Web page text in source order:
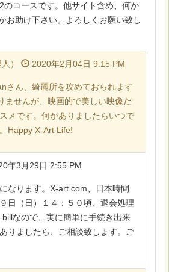
のコースです。他サイト含め、何か
お助け下さい。よろしくお願い致し
） 2020年2月04日 9:15 PM
さん、綺麗所を攻めておられます
ませんが、映画的で美しい映像だ
メです。何かありましたらいつで
Happy X-Art Life!
年3月29日 2:55 PM
なります。X-art.com、日本時間
日（日）１４：５０頃、退会処理
なので、実に簡単に手続き出来
りましたら、ご相談致します。ご